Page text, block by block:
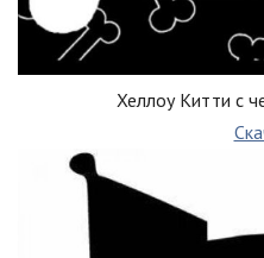
Хеллоу Китти с